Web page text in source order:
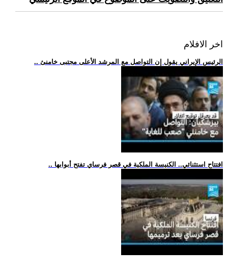
اخر الافلام
.. الرئيس الإيراني يقول إن التواصل مع المرشد الأعلى مجتبى خامنئ
.. افتتاح استثنائي.. الكنيسة الملكية في قصر فرساي تفتح أبوابها